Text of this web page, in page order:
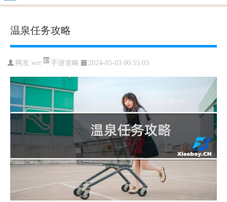
温泉任务攻略
网友:wrr 手游攻略 2024-05-03 00:55:03